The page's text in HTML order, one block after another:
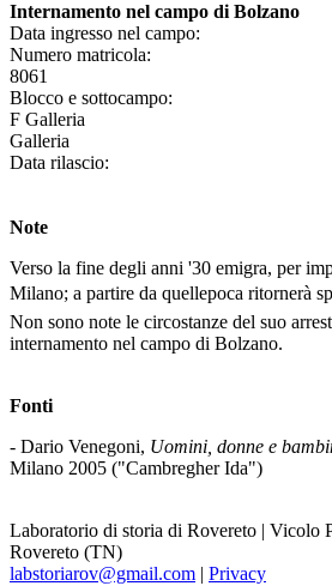
Internamento nel campo di Bolzano
Data ingresso nel campo:
Numero matricola:
8061
Blocco e sottocampo:
F Galleria
Galleria
Data rilascio:
Note
Verso la fine degli anni '30 emigra, per
Milano; a partire da quellepoca ritornerà
Non sono note le circostanze del suo
internamento nel campo di Bolzano.
Fonti
- Dario Venegoni, Uomini, donne e
Milano 2005 ("Cambregher Ida")
Laboratorio di storia di Rovereto | Vicolo
Rovereto (TN)
labstoriarov@gmail.com | Privacy